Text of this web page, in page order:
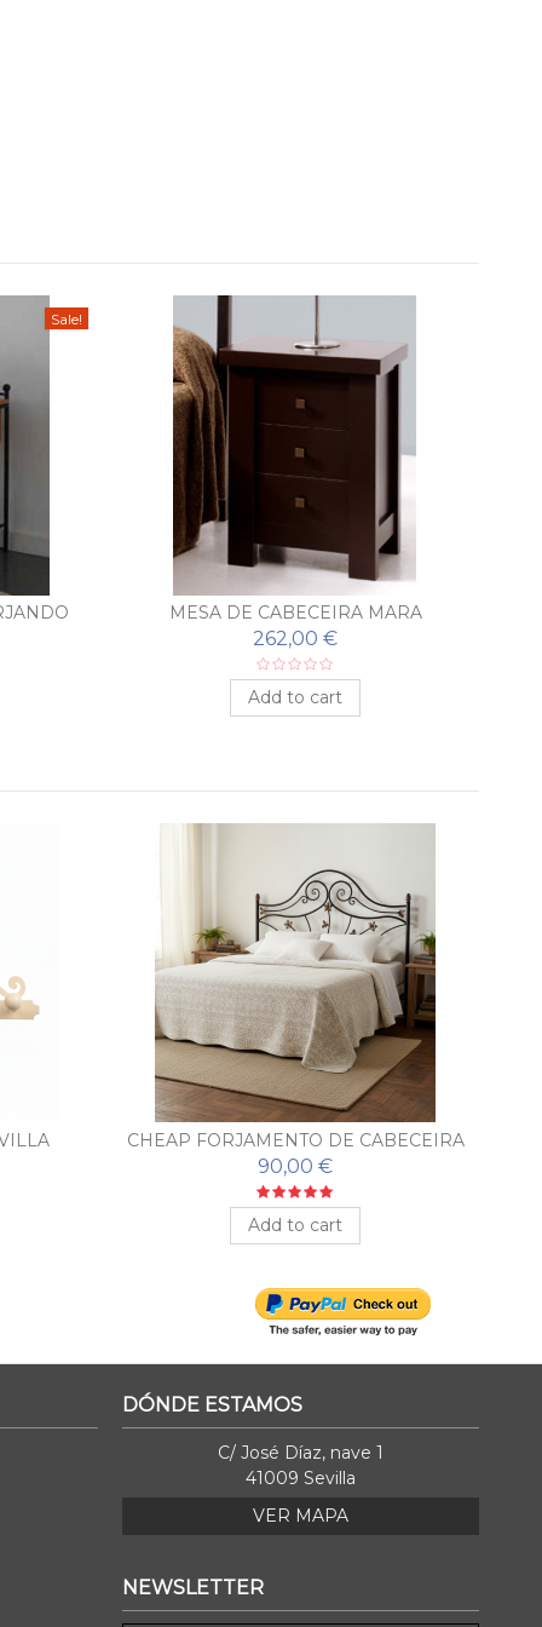
Sale!
MESA DE CABECEIRA MARA
262,00 €
Add to cart
CHEAP FORJAMENTO DE CABECEIRA
ALABAMA
90,00 €
Add to cart
DÓNDE ESTAMOS
C/ José Díaz, nave 1
41009 Sevilla
VER MAPA
NEWSLETTER